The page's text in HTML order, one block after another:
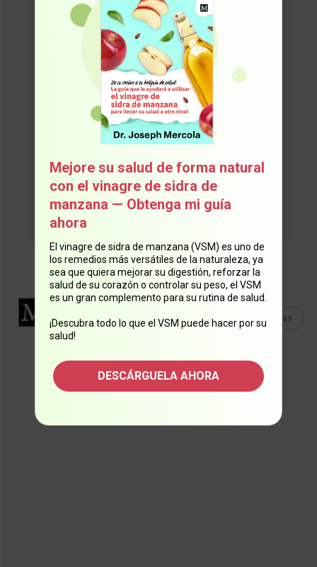
¡Únase GRATIS al boletín de
salud #1 del mundo!
Reciba las noticias más recientes y
confiables del Dr. Mercola
directamente en su correo
electrónico.
¡Suscríbase ahora!
Equipo Mercola
Leemás artículosde este
autor.
Lee Más
Mejore su salud de forma natural
con el vinagre de sidra de
manzana — Obtenga mi guía
ahora
El vinagre de sidra de manzana (VSM) es uno de
los remedios más versátiles de la naturaleza, ya
sea que quiera mejorar su digestión, reforzar la
salud de su corazón o controlar su peso, el VSM
es un gran complemento para su rutina de salud.
¡Descubra todo lo que el VSM puede hacer por su
salud!
DESCÁRGUELA AHORA